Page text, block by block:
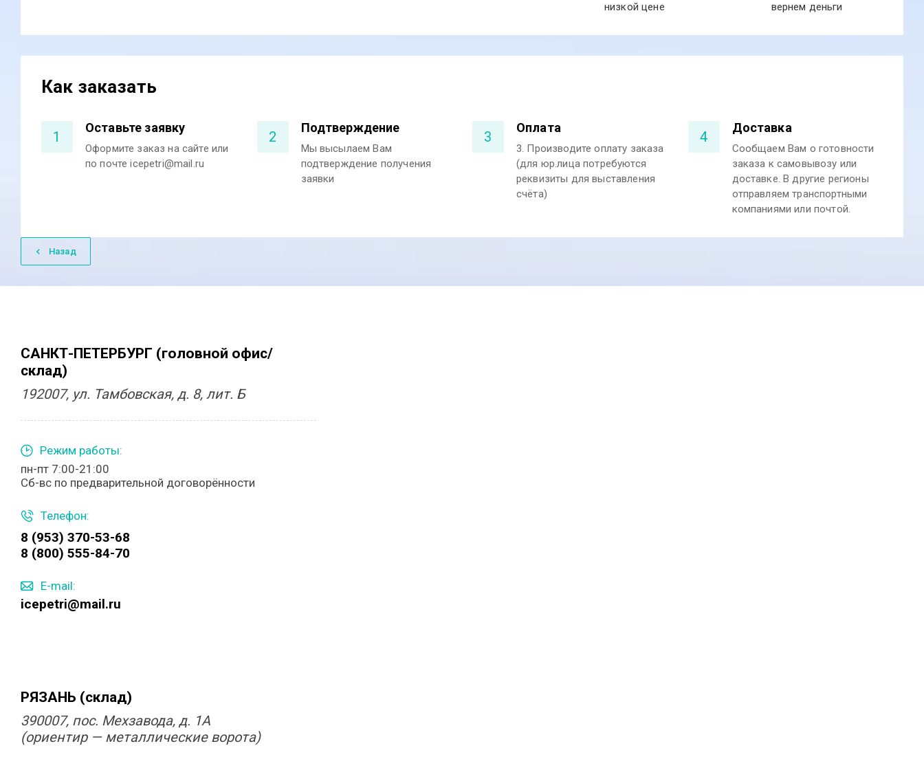
низкой цене
вернем деньги
Как заказать
1
Оставьте заявку
Оформите заказ на сайте или
по почте icepetri@mail.ru
2
Подтверждение
Мы высылаем Вам
подтверждение получения
заявки
3
Оплата
3. Производите оплату заказа
(для юр.лица потребуются
реквизиты для выставления
счёта)
4
Доставка
Сообщаем Вам о готовности
заказа к самовывозу или
доставке. В другие регионы
отправляем транспортными
компаниями или почтой.
Назад
САНКТ-ПЕТЕРБУРГ (головной офис/
склад)
192007, ул. Тамбовская, д. 8, лит. Б
Режим работы:
пн-пт 7:00-21:00
Сб-вс по предварительной договорённости
Телефон:
8 (953) 370-53-68
8 (800) 555-84-70
E-mail:
icepetri@mail.ru
РЯЗАНЬ (склад)
390007, пос. Мехзавода, д. 1А
(ориентир — металлические ворота)